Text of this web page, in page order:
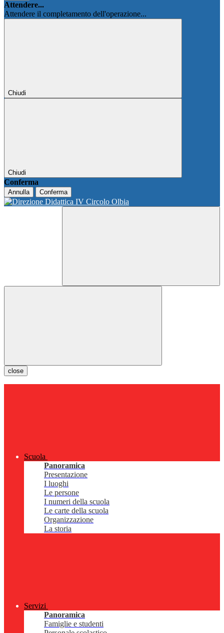
Attendere...
Attendere il completamento dell'operazione...
Chiudi
Chiudi
Conferma
Annulla Conferma
close
Scuola
Panoramica
Presentazione
I luoghi
Le persone
I numeri della scuola
Le carte della scuola
Organizzazione
La storia
Servizi
Panoramica
Famiglie e studenti